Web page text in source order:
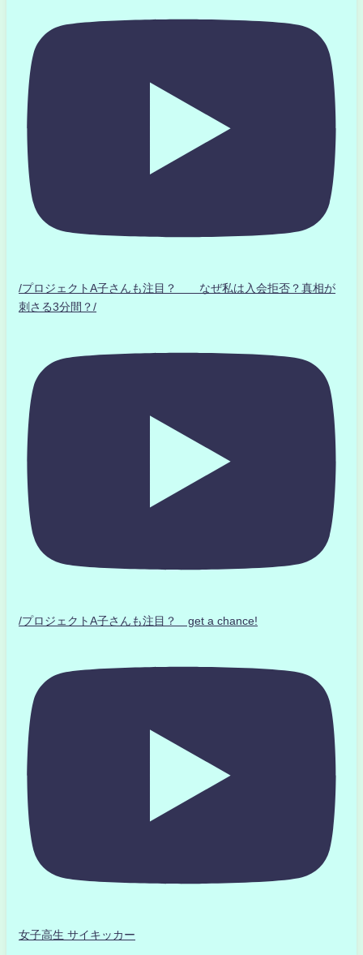
/プロジェクトA子さんも注目？ なぜ私は入会拒否？真相が
刺さる3分間？/
/プロジェクトA子さんも注目？ get a chance!
女子高生 サイキッカー